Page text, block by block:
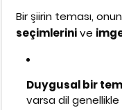
Bir şiirin teması, onun
seçimlerinive
Duygusal bir
varsa dil genellikle